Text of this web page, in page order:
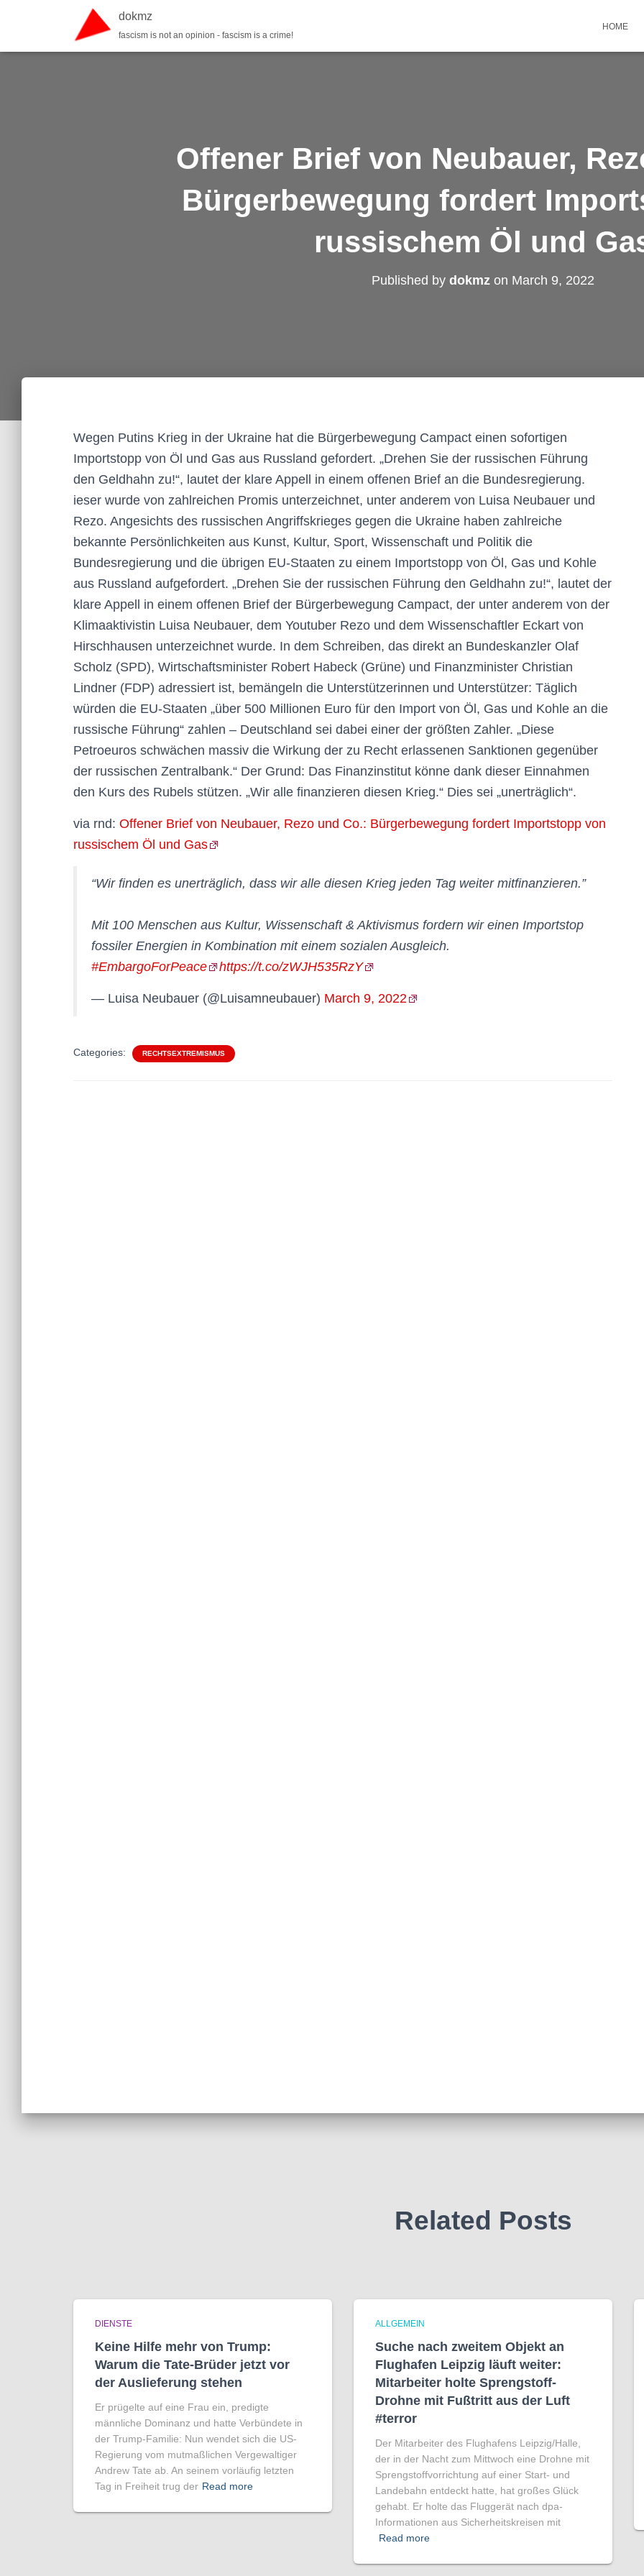
dokmz
fascism is not an opinion - fascism is a crime!
HOME
Offener Brief von Neubauer,
Bürgerbewegung fordert
russischem Öl und
Published by dokmz on March 9, 2022
Wegen Putins Krieg in der Ukraine hat die Bürgerbewegung Campact einen sofortigen
Importstopp von Öl und Gas aus Russland gefordert. „Drehen Sie der russischen Führung
den Geldhahn zu!“, lautet der klare Appell in einem offenen Brief an die Bundesregierung.
ieser wurde von zahlreichen Promis unterzeichnet, unter anderem von Luisa Neubauer und
Rezo. Angesichts des russischen Angriffskrieges gegen die Ukraine haben zahlreiche
bekannte Persönlichkeiten aus Kunst, Kultur, Sport, Wissenschaft und Politik die
Bundesregierung und die übrigen EU-Staaten zu einem Importstopp von Öl, Gas und Kohle
aus Russland aufgefordert. „Drehen Sie der russischen Führung den Geldhahn zu!“, lautet der
klare Appell in einem offenen Brief der Bürgerbewegung Campact, der unter anderem von der
Klimaaktivistin Luisa Neubauer, dem Youtuber Rezo und dem Wissenschaftler Eckart von
Hirschhausen unterzeichnet wurde. In dem Schreiben, das direkt an Bundeskanzler Olaf
Scholz (SPD), Wirtschaftsminister Robert Habeck (Grüne) und Finanzminister Christian
Lindner (FDP) adressiert ist, bemängeln die Unterstützerinnen und Unterstützer: Täglich
würden die EU-Staaten „über 500 Millionen Euro für den Import von Öl, Gas und Kohle an die
russische Führung“ zahlen – Deutschland sei dabei einer der größten Zahler. „Diese
Petroeuros schwächen massiv die Wirkung der zu Recht erlassenen Sanktionen gegenüber
der russischen Zentralbank.“ Der Grund: Das Finanzinstitut könne dank dieser Einnahmen
den Kurs des Rubels stützen. „Wir alle finanzieren diesen Krieg.“ Dies sei „unerträglich“.
via rnd: Offener Brief von Neubauer, Rezo und Co.: Bürgerbewegung fordert Importstopp von
russischem Öl und Gas
“Wir finden es unerträglich, dass wir alle diesen Krieg jeden Tag weiter mitfinanzieren.”
Mit 100 Menschen aus Kultur, Wissenschaft & Aktivismus fordern wir einen Importstop
fossiler Energien in Kombination mit einem sozialen Ausgleich.
#EmbargoForPeace
https://t.co/zWJH535RzY
— Luisa Neubauer (@Luisamneubauer) March 9, 2022
Categories: RECHTSEXTREMISMUS
Related Posts
DIENSTE
Keine Hilfe mehr von Trump:
Warum die Tate-Brüder jetzt vor
der Auslieferung stehen
Er prügelte auf eine Frau ein, predigte
männliche Dominanz und hatte Verbündete in
der Trump-Familie: Nun wendet sich die US-
Regierung vom mutmaßlichen Vergewaltiger
Andrew Tate ab. An seinem vorläufig letzten
Tag in Freiheit trug der Read more
ALLGEMEIN
Suche nach zweitem Objekt an
Flughafen Leipzig läuft weiter:
Mitarbeiter holte Sprengstoff-
Drohne mit Fußtritt aus der Luft
#terror
Der Mitarbeiter des Flughafens Leipzig/Halle,
der in der Nacht zum Mittwoch eine Drohne mit
Sprengstoffvorrichtung auf einer Start- und
Landebahn entdeckt hatte, hat großes Glück
gehabt. Er holte das Fluggerät nach dpa-
Informationen aus Sicherheitskreisen mit
Read more